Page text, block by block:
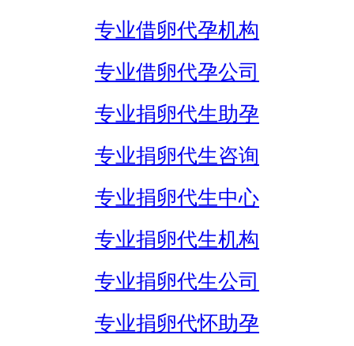
专业借卵代孕机构
专业借卵代孕公司
专业捐卵代生助孕
专业捐卵代生咨询
专业捐卵代生中心
专业捐卵代生机构
专业捐卵代生公司
专业捐卵代怀助孕